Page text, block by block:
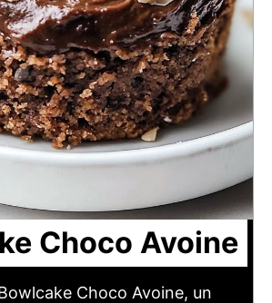
Choco Avoine
Choco Avoine, un